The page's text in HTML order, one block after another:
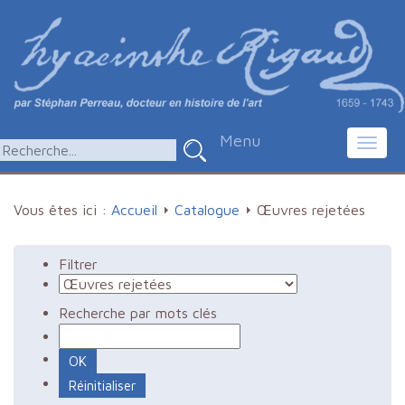
Menu
Vous êtes ici : Accueil Catalogue Œuvres rejetées
Filtrer
Recherche par mots clés